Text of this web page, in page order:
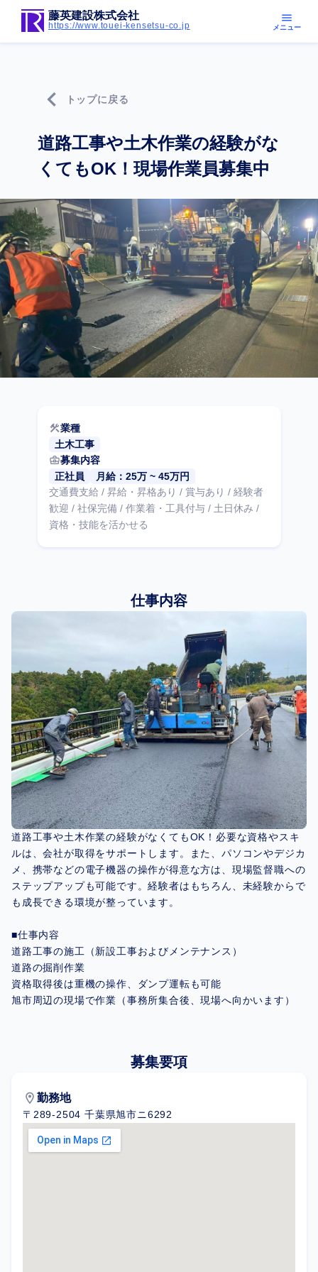
藤英建設株式会社
https://www.touei-kensetsu-co.jp
menu
メニュー
chevron_left トップに戻る
道路工事や土木作業の経験がな
くてもOK！現場作業員募集中
construction業種
土木工事
business_center募集内容
正社員
月給：25万 ~ 45万円
交通費支給 / 昇給・昇格あり / 賞与あり / 経験者
歓迎 / 社保完備 / 作業着・工具付与 / 土日休み /
資格・技能を活かせる
仕事内容
道路工事や土木作業の経験がなくてもOK！必要な資格やスキ
ルは、会社が取得をサポートします。また、パソコンやデジカ
メ、携帯などの電子機器の操作が得意な方は、現場監督職への
ステップアップも可能です。経験者はもちろん、未経験からで
も成長できる環境が整っています。
■仕事内容
道路工事の施工（新設工事およびメンテナンス）
道路の掘削作業
資格取得後は重機の操作、ダンプ運転も可能
旭市周辺の現場で作業（事務所集合後、現場へ向かいます）
募集要項
location_on 勤務地
〒289-2504 千葉県旭市ニ6292